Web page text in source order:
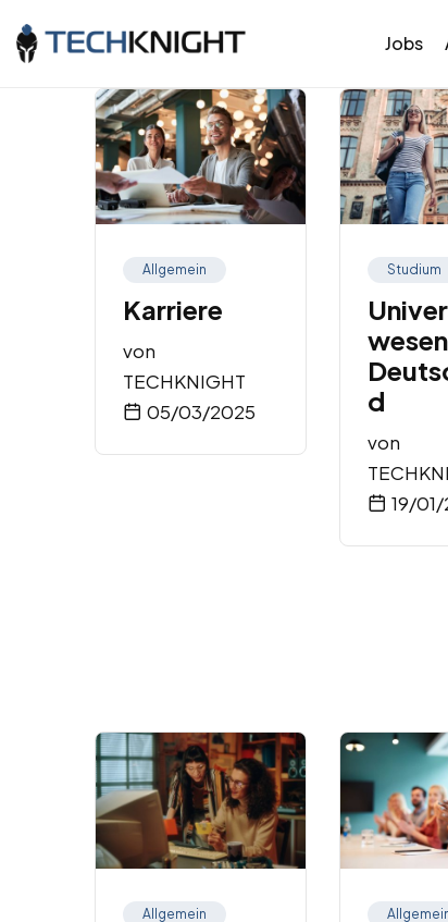
Jobs
Allgemein
Karriere
von
TECHKNIGHT
05/03/2025
Studium
d
von
19/
Allgemein